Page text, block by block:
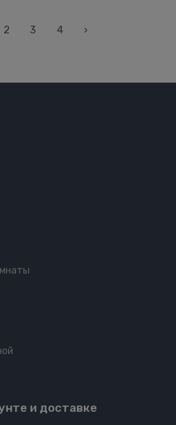
2 3 4 ›
и доставке